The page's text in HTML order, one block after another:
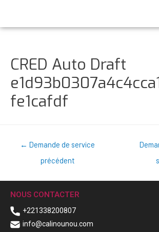
CRED Auto Draft
fe1cafdf
← Demande de service
précédent
NOUS CONTACTER
+221338200807
info@calinounou.com